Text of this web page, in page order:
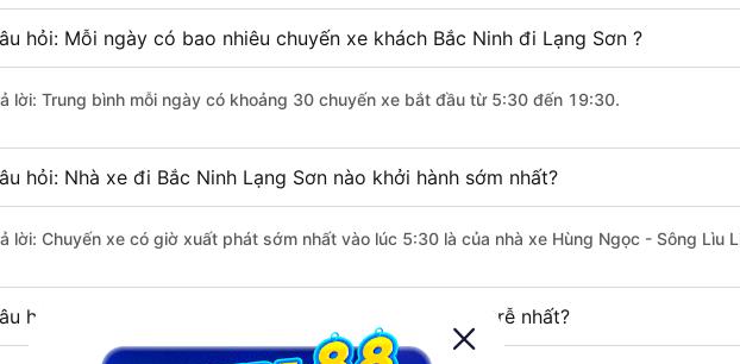
hỏi: Mỗi ngày có bao nhiêu chuyến xe khách Bắc Ninh đi Lạng Sơn ?
lời: Trung bình mỗi ngày có khoảng 30 chuyến xe bắt đầu từ 5:30 đến 19:30.
hỏi: Nhà xe đi Bắc Ninh Lạng Sơn nào khởi hành sớm nhất?
lời: Chuyến xe có giờ xuất phát sớm nhất vào lúc 5:30 là của nhà xe Hùng Ngọc - Sông Lìu
hỏi: Nhà xe đi Lạng Sơn từ Bắc Ninh nào khởi hành trễ nhất?